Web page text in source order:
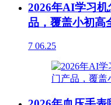
2026年AI学习
品，覆盖小初高
7 06.25